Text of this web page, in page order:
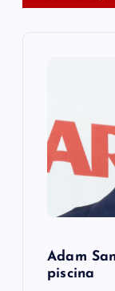
Adam
piscina